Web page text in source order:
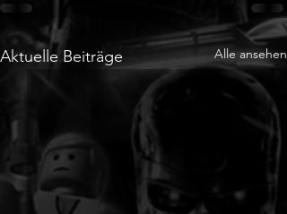
Aktuelle Beiträge Alle ansehen